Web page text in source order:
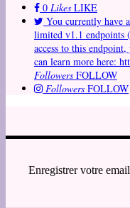
0 Likes LIKE
You currently have
limited v1.1 endpoints
access to this
can learn more here:
Followers FOLLOW
Followers FOLLOW
Enregistrer votre